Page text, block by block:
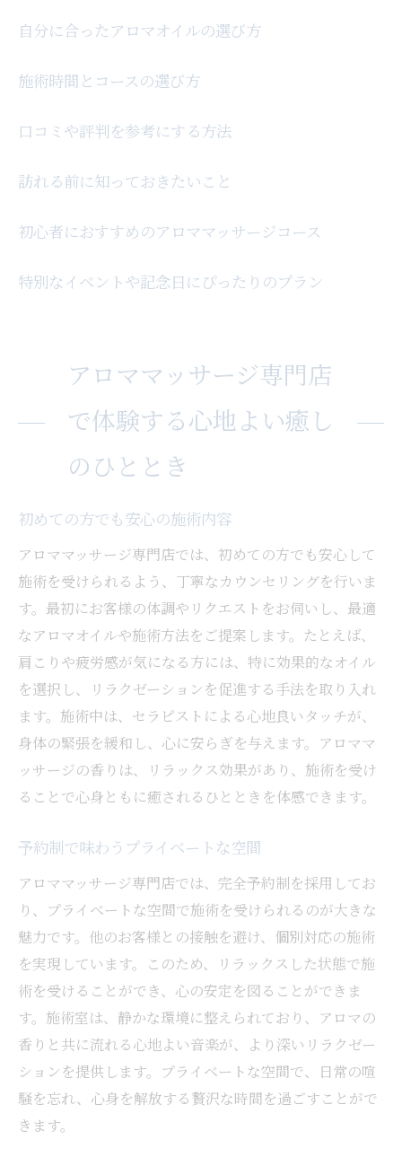
自分に合ったアロマオイルの選び方
施術時間とコースの選び方
口コミや評判を参考にする方法
訪れる前に知っておきたいこと
初心者におすすめのアロママッサージコース
特別なイベントや記念日にぴったりのプラン
アロママッサージ専門店
で体験する心地よい癒し
のひととき
初めての方でも安心の施術内容
アロママッサージ専門店では、初めての方でも安心して
施術を受けられるよう、丁寧なカウンセリングを行いま
す。最初にお客様の体調やリクエストをお伺いし、最適
なアロマオイルや施術方法をご提案します。たとえば、
肩こりや疲労感が気になる方には、特に効果的なオイル
を選択し、リラクゼーションを促進する手法を取り入れ
ます。施術中は、セラピストによる心地良いタッチが、
身体の緊張を緩和し、心に安らぎを与えます。アロママ
ッサージの香りは、リラックス効果があり、施術を受け
ることで心身ともに癒されるひとときを体感できます。
予約制で味わうプライベートな空間
アロママッサージ専門店では、完全予約制を採用してお
り、プライベートな空間で施術を受けられるのが大きな
魅力です。他のお客様との接触を避け、個別対応の施術
を実現しています。このため、リラックスした状態で施
術を受けることができ、心の安定を図ることができま
す。施術室は、静かな環境に整えられており、アロマの
香りと共に流れる心地よい音楽が、より深いリラクゼー
ションを提供します。プライベートな空間で、日常の喧
騒を忘れ、心身を解放する贅沢な時間を過ごすことがで
きます。